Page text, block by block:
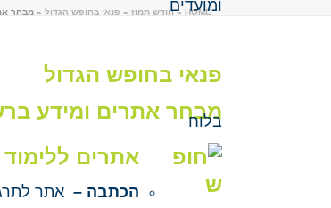
HOME
»חודש תמוז » פנאי בחופש הגדול » מבחר
פנאי בחופש הגדול
מבחר אתרים ומידע
אתרים ללימוד
הכתבה – אתר